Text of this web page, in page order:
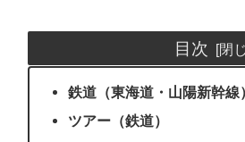
目次
鉄道（東海道・山陽新幹線）
ツアー（鉄道）